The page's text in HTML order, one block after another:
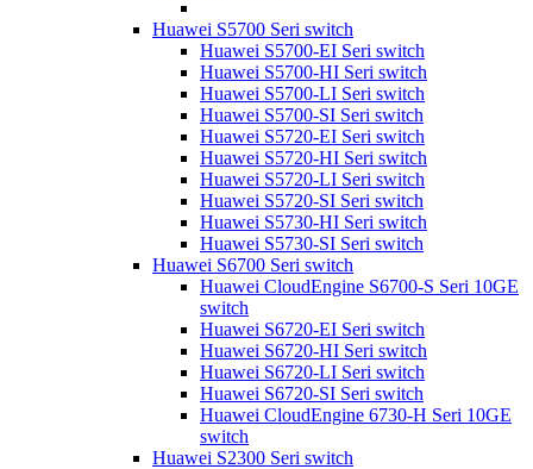
Huawei S5700 Seri switch
Huawei S5700-EI Seri switch
Huawei S5700-HI Seri switch
Huawei S5700-LI Seri switch
Huawei S5700-SI Seri switch
Huawei S5720-EI Seri switch
Huawei S5720-HI Seri switch
Huawei S5720-LI Seri switch
Huawei S5720-SI Seri switch
Huawei S5730-HI Seri switch
Huawei S5730-SI Seri switch
Huawei S6700 Seri switch
Huawei CloudEngine S6700-S Seri 10GE
switch
Huawei S6720-EI Seri switch
Huawei S6720-HI Seri switch
Huawei S6720-LI Seri switch
Huawei S6720-SI Seri switch
Huawei CloudEngine 6730-H Seri 10GE
switch
Huawei S2300 Seri switch